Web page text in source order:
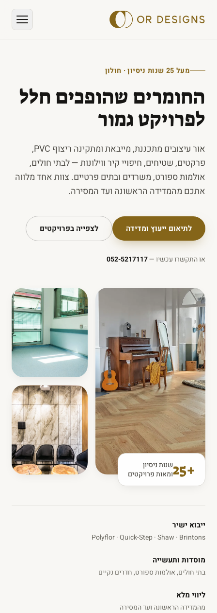
מעל 25 שנות ניסיון · חולון
החומרים שהופכים חלל
לפרויקט גמור
אור עיצובים מתכננת, מייבאת ומתקינה ריצוף PVC,
פרקטים, שטיחים, חיפויי קיר ווילונות — לבתי חולים,
אולמות ספורט, משרדים ובתים פרטיים. צוות אחד מלווה
אתכם מהמדידה הראשונה ועד המסירה.
לתיאום ייעוץ ומדידה לצפייה בפרויקטים
או התקשרו עכשיו —052-5217117
+25
שנות ניסיון
ומאות פרויקטים
ייבוא ישיר
Polyflor · Quick-Step · Shaw · Brintons
מוסדות ותעשייה
בתי חולים, אולמות ספורט, חדרים נקיים
ליווי מלא
מהמדידה הראשונה ועד המסירה